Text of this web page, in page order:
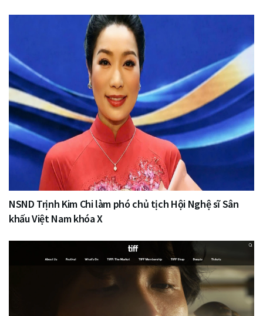
NSND Trịnh Kim Chi làm phó chủ tịch Hội Nghệ sĩ Sân
khấu Việt Nam khóa X